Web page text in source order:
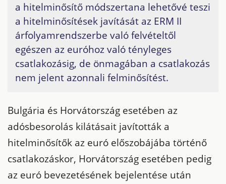
a hitelminősítő módszertana lehetővé teszi
a hitelminősítések javítását az ERM II
árfolyamrendszerbe való felvételtől
egészen az euróhoz való tényleges
csatlakozásig, de önmagában a csatlakozás
nem jelent azonnali felminősítést.
Bulgária és Horvátország esetében az
adósbesorolás kilátásait javították a
hitelminősítők az euró előszobájába történő
csatlakozáskor, Horvátország esetében pedig
az euró bevezetésének bejelentése után